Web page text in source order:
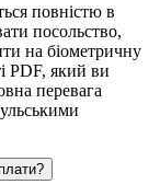
повністю в
посольство,
на біометричну
PDF, який ви
перевага